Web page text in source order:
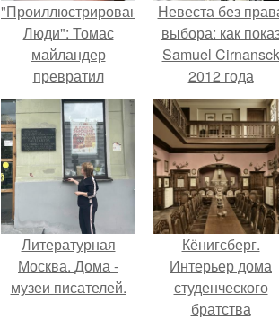
"Проиллюстрированные
Люди": Томас
майландер
превратил
солнечные ожоги в
арт - объект.
Невеста без
выбора: как
Samuel Cirnansck
2012 года
превратил
в манифест
принуждения.
Литературная
Москва. Дома -
музеи писателей.
Кёнигсберг.
Интерьер дома
студенческого
братства